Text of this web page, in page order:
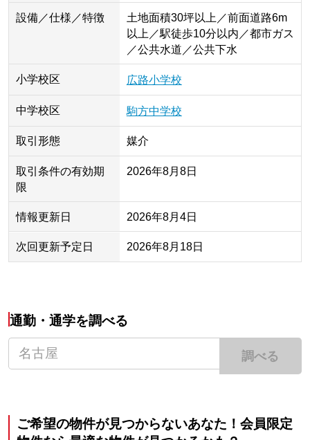
設備／仕様／特徴
土地面積30坪以上／前面道路6m
以上／駅徒歩10分以内／都市ガス
／公共水道／公共下水
小学校区 広路小学校
中学校区 駒方中学校
取引形態 媒介
取引条件の有効期
限
2026年8月8日
情報更新日 2026年8月4日
次回更新予定日 2026年8月18日
通勤・通学を調べる
調べる
ご希望の物件が見つからないあなた！会員限定